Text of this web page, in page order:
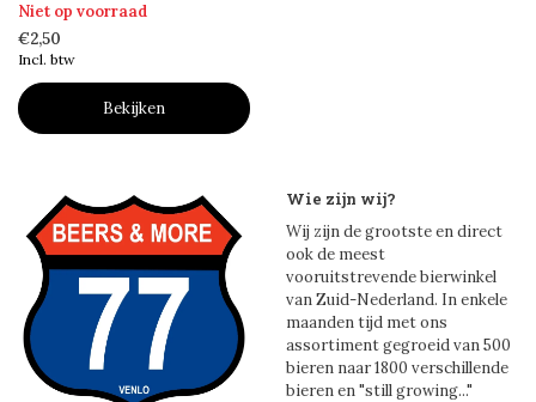
Niet op voorraad
€2,50
Incl. btw
Bekijken
Wie zijn wij?
Wij zijn de grootste en direct
ook de meest
vooruitstrevende bierwinkel
van Zuid-Nederland. In enkele
maanden tijd met ons
assortiment gegroeid van 500
bieren naar 1800 verschillende
bieren en "still growing..."